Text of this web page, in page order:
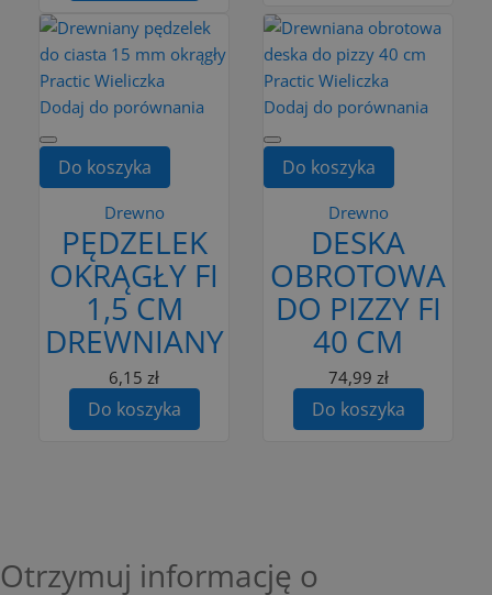
Dodaj do porównania
Do koszyka
Drewno
PĘDZELEK
OKRĄGŁY FI
1,5 CM
DREWNIANY
6,15 zł
Do koszyka
Dodaj do porównania
Do koszyka
Drewno
DESKA
OBROTOWA
DO PIZZY FI
40 CM
74,99 zł
Do koszyka
Otrzymuj informację o